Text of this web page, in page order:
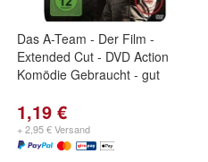
Das A-Team - Der Film -
Extended Cut - DVD Action
Komödie Gebraucht - gut
1,19 €
+ 2,95 € Versand